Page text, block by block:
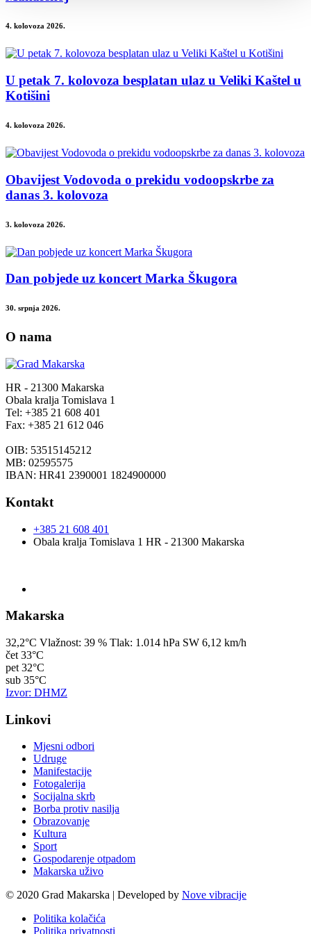
4. kolovoza 2026.
U petak 7. kolovoza besplatan ulaz u Veliki Kaštel u
Kotišini
4. kolovoza 2026.
Obavijest Vodovoda o prekidu vodoopskrbe za
danas 3. kolovoza
3. kolovoza 2026.
Dan pobjede uz koncert Marka Škugora
30. srpnja 2026.
O nama
HR - 21300 Makarska
Obala kralja Tomislava 1
Tel: +385 21 608 401
Fax: +385 21 612 046
OIB: 53515145212
MB: 02595575
IBAN: HR41 2390001 1824900000
Kontakt
+385 21 608 401
Obala kralja Tomislava 1 HR - 21300 Makarska
Makarska
32,2°C Vlažnost: 39 % Tlak: 1.014 hPa SW 6,12 km/h
čet 33°C
pet 32°C
sub 35°C
Izvor: DHMZ
Linkovi
Mjesni odbori
Udruge
Manifestacije
Fotogalerija
Socijalna skrb
Borba protiv nasilja
Obrazovanje
Kultura
Sport
Gospodarenje otpadom
Makarska uživo
© 2020 Grad Makarska | Developed by Nove vibracije
Politika kolačića
Politika privatnosti